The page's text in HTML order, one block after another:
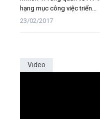
hạng mục công việc triển...
23/02/2017
Video